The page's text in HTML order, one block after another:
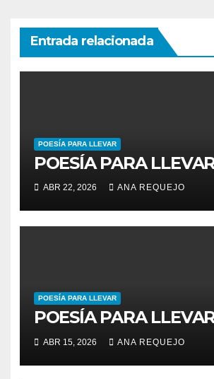
Entrada relacionada
POESÍA PARA LLEVAR
POESÍA PARA
ABR 22, 2026 ANA REQUEJO
POESÍA PARA LLEVAR
POESÍA PARA
ABR 15, 2026 ANA REQUEJO